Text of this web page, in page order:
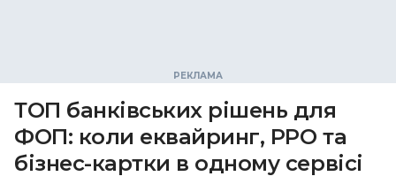
ТОП банківських рішень для
ФОП: коли еквайринг, РРО та
бізнес-картки в одному сервісі